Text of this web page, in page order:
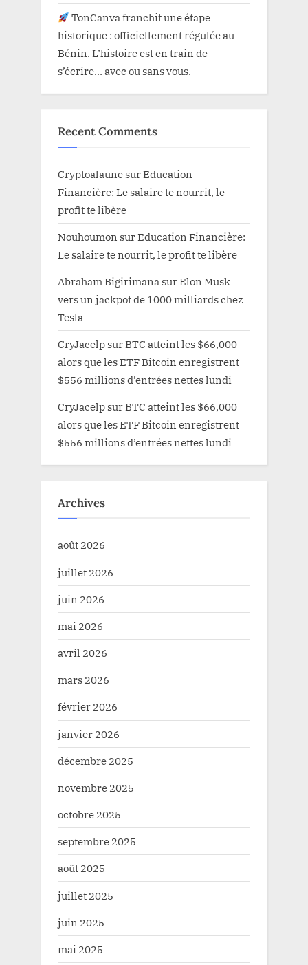
TonCanva franchit une étape
historique : officiellement régulée au
Bénin. L’histoire est en train de
s’écrire… avec ou sans vous.
Recent Comments
Cryptoalaune surEducation
Financière: Le salaire te nourrit, le
profit te libère
Nouhoumon surEducation Financière:
Le salaire te nourrit, le profit te libère
Abraham Bigirimana surElon Musk
vers un jackpot de 1000 milliards chez
Tesla
CryJacelp surBTC atteint les $66,000
alors que les ETF Bitcoin enregistrent
$556 millions d’entrées nettes lundi
CryJacelp surBTC atteint les $66,000
alors que les ETF Bitcoin enregistrent
$556 millions d’entrées nettes lundi
Archives
août 2026
juillet 2026
juin 2026
mai 2026
avril 2026
mars 2026
février 2026
janvier 2026
décembre 2025
novembre 2025
octobre 2025
septembre 2025
août 2025
juillet 2025
juin 2025
mai 2025